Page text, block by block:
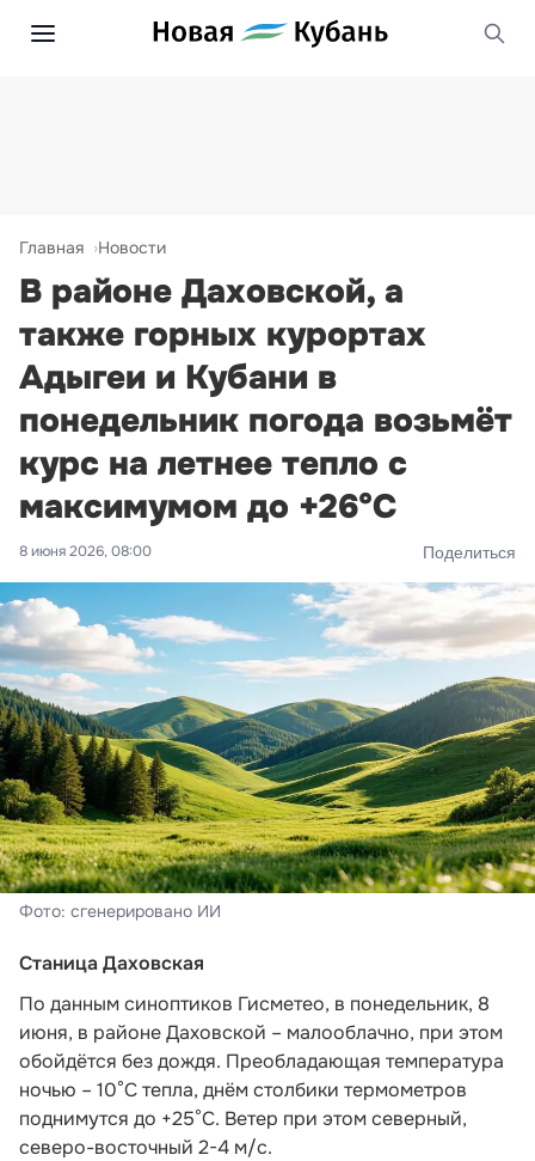
Главная Новости
В районе Даховской, а
также горных курортах
Адыгеи и Кубани в
понедельник погода возьмёт
курс на летнее тепло с
максимумом до +26°С
8 июня 2026, 08:00 Поделиться
Фото: сгенерировано ИИ
Станица Даховская
По данным синоптиков Гисметео, в понедельник, 8
июня, в районе Даховской – малооблачно, при этом
обойдётся без дождя. Преобладающая температура
ночью – 10°С тепла, днём столбики термометров
поднимутся до +25°С. Ветер при этом северный,
северо-восточный 2-4 м/с.